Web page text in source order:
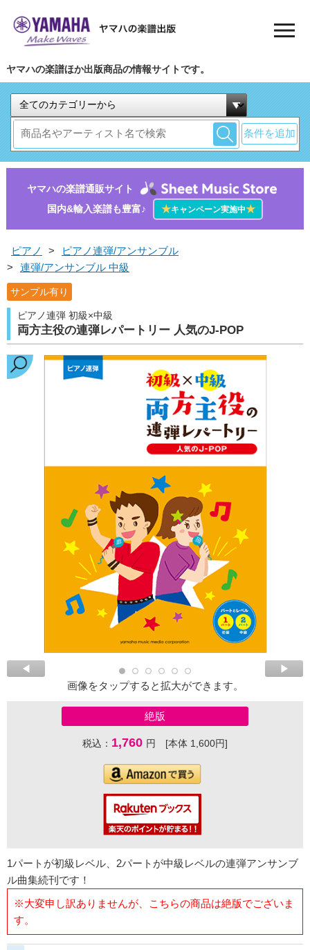
ヤマハの楽譜ほか出版商品の情報サイトです。
条件を追加
ヤマハの楽譜通販サイト
国内&輸入楽譜も豊富♪
★キャンペーン実施中★
ピアノ >
ピアノ連弾/アンサンブル
>
連弾/アンサンブル 中級
サンプル有り
ピアノ連弾 初級×中級
両方主役の連弾レパートリー 人気のJ-POP
画像をタップすると拡大ができます。
絶版
税込： 1,760 円 [本体 1,600円]
1パートが初級レベル、2パートが中級レベルの連弾アンサンブ
ル曲集続刊です！
※大変申し訳ありませんが、こちらの商品は絶版でございま
す。